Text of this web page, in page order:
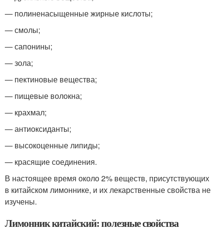
— полиненасыщенные жирные кислоты;
— смолы;
— сапонины;
— зола;
— пектиновые вещества;
— пищевые волокна;
— крахмал;
— антиоксиданты;
— высокоценные липиды;
— красящие соединения.
В настоящее время около 2% веществ, присутствующих
в китайском лимоннике, и их лекарственные свойства не
изучены.
Лимонник китайский: полезные свойства